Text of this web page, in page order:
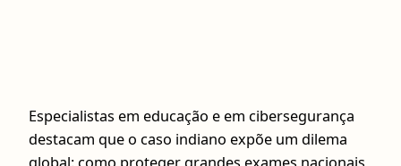
Especialistas em educação e em cibersegurança
destacam que o caso indiano expõe um dilema